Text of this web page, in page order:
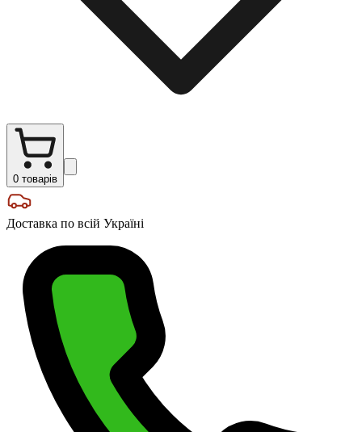
0 товарів
Доставка по всій Україні